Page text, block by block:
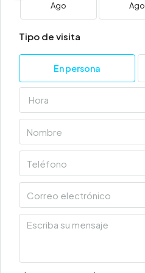
Ago Ago
Tipo de visita
En persona
Hora